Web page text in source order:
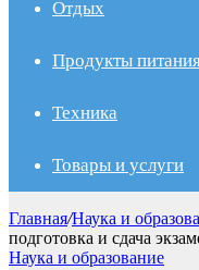
Отдых
Продукты
Техника
Товары и услуги
Главная/Наука и
подготовка и сдача
Наука и образование